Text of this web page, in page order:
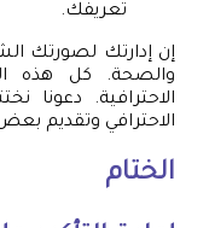
تعريفك.
إن إدارتك لصورتك
والصحة. كل هذه
الاحترافية. دعونا
الاحترافي وتقديم
الختام